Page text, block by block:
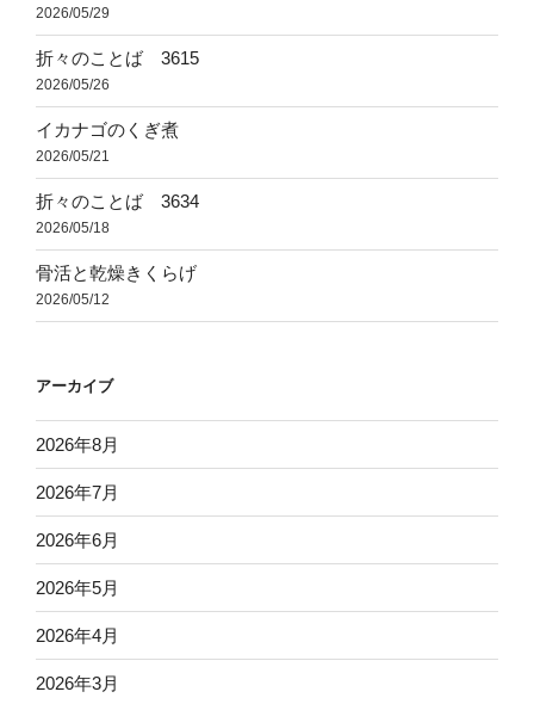
2026/05/29
折々のことば 3615
2026/05/26
イカナゴのくぎ煮
2026/05/21
折々のことば 3634
2026/05/18
骨活と乾燥きくらげ
2026/05/12
アーカイブ
2026年8月
2026年7月
2026年6月
2026年5月
2026年4月
2026年3月